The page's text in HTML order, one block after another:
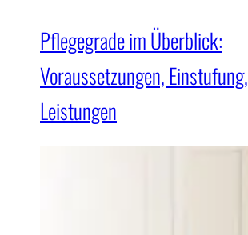
Pflegegrade im Überblick:
Voraussetzungen, Einstufung,
Leistungen